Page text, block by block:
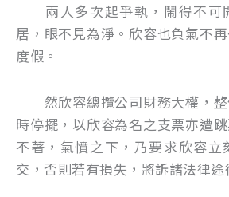
兩人多次起爭執，鬧得不可
居，眼不見為淨。欣容也負氣不
度假。
然欣容總攬公司財務大權，整
時停擺，以欣容為名之支票亦遭
不著，氣憤之下，乃要求欣容立
交，否則若有損失，將訴諸法律途